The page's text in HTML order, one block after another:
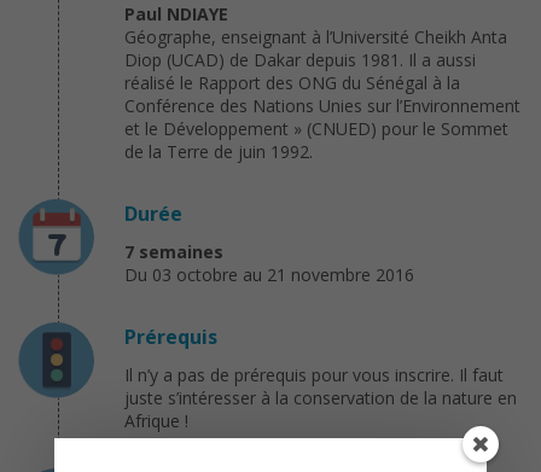
Paul NDIAYE
Géographe, enseignant à l’Université Cheikh Anta
Diop (UCAD) de Dakar depuis 1981. Il a aussi
réalisé le Rapport des ONG du Sénégal à la
Conférence des Nations Unies sur l’Environnement
et le Développement » (CNUED) pour le Sommet
de la Terre de juin 1992.
Durée
7 semaines
Du 03 octobre au 21 novembre 2016
Prérequis
Il n’y a pas de prérequis pour vous inscrire. Il faut
juste s’intéresser à la conservation de la nature en
Afrique !